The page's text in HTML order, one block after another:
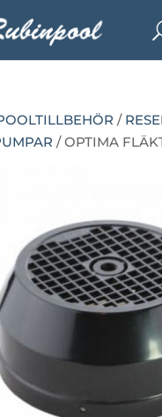
/
/ OPTIMA